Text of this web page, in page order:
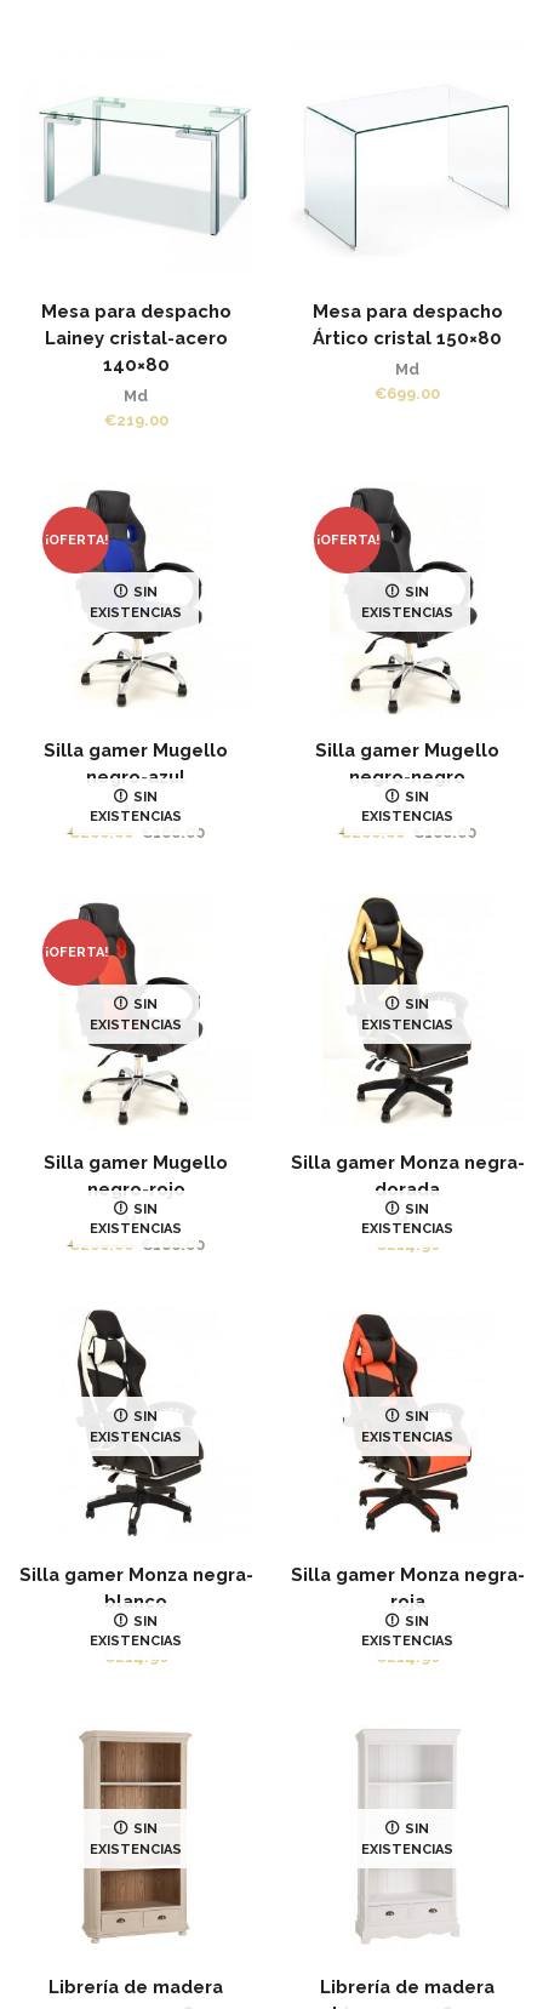
Mesa para despacho
Lainey cristal-acero
140×80
Md
€219.00
Mesa para despacho
Ártico cristal 150×80
Md
€699.00
¡OFERTA!
SIN
EXISTENCIAS
Silla gamer Mugello
negro-azul
Md
€200.00 El
€166.00El
SIN
EXISTENCIAS
¡OFERTA!
SIN
EXISTENCIAS
Silla gamer Mugello
negro-negro
Md
€200.00 El
€166.00El
SIN
EXISTENCIAS
¡OFERTA!
SIN
EXISTENCIAS
Silla gamer Mugello
negro-rojo
Md
€200.00 El
€166.00El
SIN
EXISTENCIAS
SIN
EXISTENCIAS
Silla gamer Monza negra-
dorada
Md
€214.90
SIN
EXISTENCIAS
SIN
EXISTENCIAS
Silla gamer Monza negra-
blanco
Md
€214.90
SIN
EXISTENCIAS
SIN
EXISTENCIAS
Silla gamer Monza negra-
roja
Md
€214.90
SIN
EXISTENCIAS
SIN
EXISTENCIAS
Librería de madera
SIN
EXISTENCIAS
Librería de madera